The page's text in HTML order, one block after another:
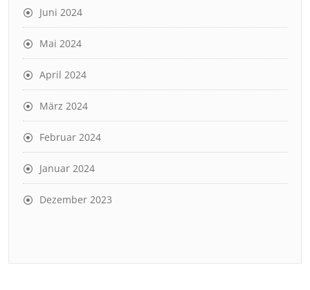
Juni 2024
Mai 2024
April 2024
März 2024
Februar 2024
Januar 2024
Dezember 2023